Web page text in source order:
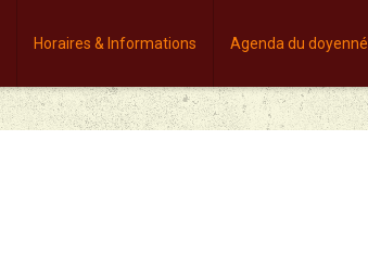
Horaires & Informations Agenda du doyenné